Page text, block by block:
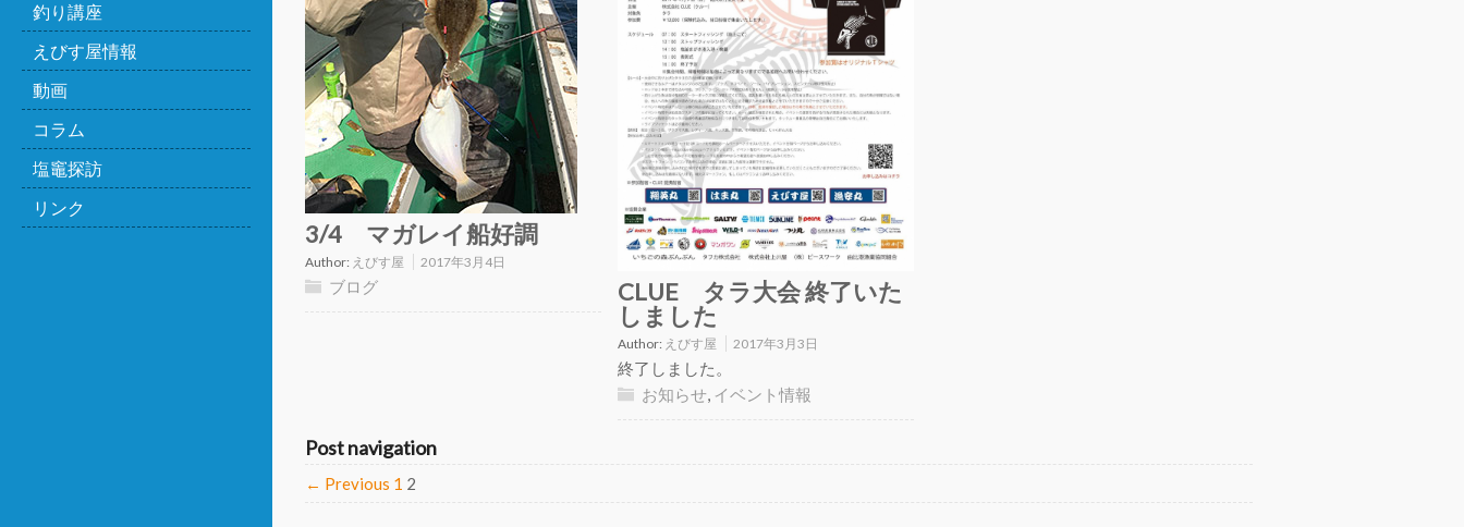
釣り講座
えびす屋情報
動画
コラム
塩竈探訪
リンク
3/4 マガレイ船好調
Author: えびす屋 2017年3月4日
ブログ
CLUE タラ大会 終了いた
しました
Author: えびす屋 2017年3月3日
終了しました。
お知らせ, イベント情報
Post navigation
← Previous 1 2